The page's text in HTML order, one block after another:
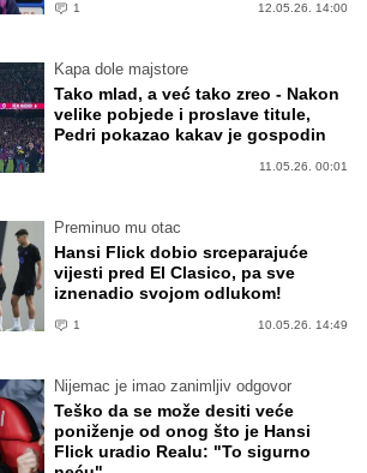
1 12.05.26. 14:00
Kapa dole majstore
Tako mlad, a već tako zreo - Nakon
velike pobjede i proslave titule,
Pedri pokazao kakav je gospodin
11.05.26. 00:01
Preminuo mu otac
Hansi Flick dobio srceparajuće
vijesti pred El Clasico, pa sve
iznenadio svojom odlukom!
1 10.05.26. 14:49
Nijemac je imao zanimljiv odgovor
Teško da se može desiti veće
poniženje od onog što je Hansi
Flick uradio Realu: "To sigurno